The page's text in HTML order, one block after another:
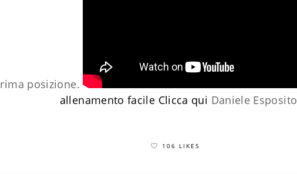
posizione.
allenamento facile ​Clicca qui Daniele Esposito
106 LIKES